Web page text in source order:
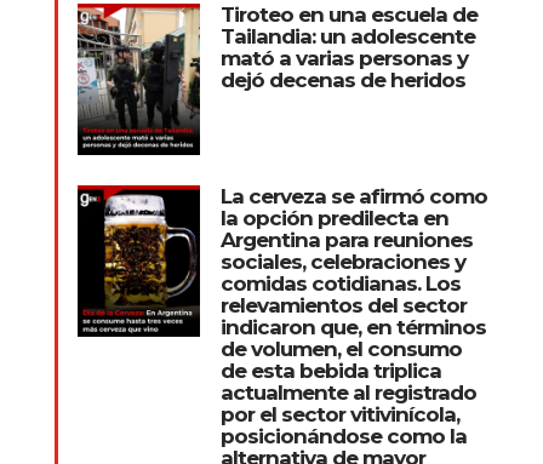
Tiroteo en una escuela de
Tailandia: un adolescente
mató a varias personas y
dejó decenas de heridos
La cerveza se afirmó como
la opción predilecta en
Argentina para reuniones
sociales, celebraciones y
comidas cotidianas. Los
relevamientos del sector
indicaron que, en términos
de volumen, el consumo
de esta bebida triplica
actualmente al registrado
por el sector vitivinícola,
posicionándose como la
alternativa de mayor